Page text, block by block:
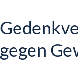
gegen